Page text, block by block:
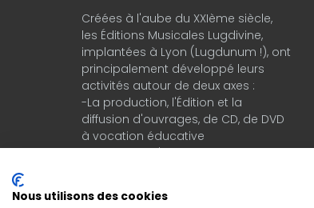
Créées à l'aube du XXIème siècle,
les Éditions Musicales Lugdivine,
implantées à Lyon (Lugdunum !), ont
principalement développé leurs
activités autour de deux axes :
-La production, l'Édition et la
diffusion d'ouvrages, de CD, de DVD
à vocation éducative
-Le négoce d'instruments de
Nous utilisons des cookies